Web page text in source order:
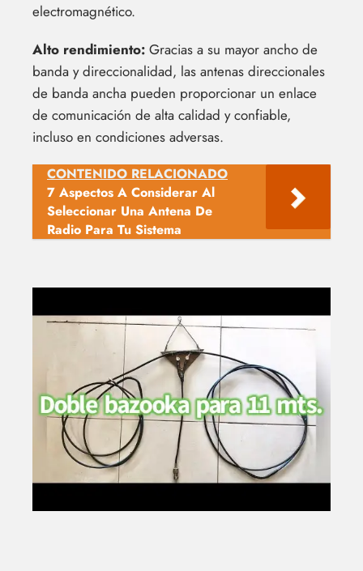
electromagnético.
Alto rendimiento: Gracias a su mayor ancho de
banda y direccionalidad, las antenas direccionales
de banda ancha pueden proporcionar un enlace
de comunicación de alta calidad y confiable,
incluso en condiciones adversas.
CONTENIDO RELACIONADO
7 Aspectos A Considerar Al
Seleccionar Una Antena De
Radio Para Tu Sistema